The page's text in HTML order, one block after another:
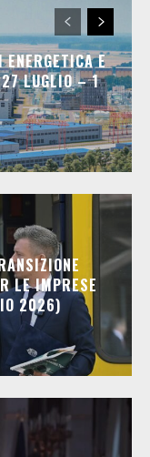
E
LUGLIO – 1
LE IMPRESE
2026)